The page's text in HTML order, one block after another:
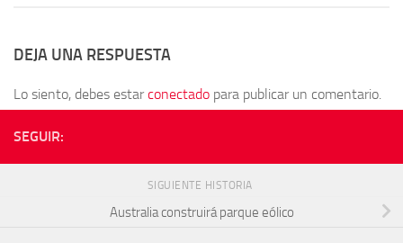
DEJA UNA RESPUESTA
Lo siento, debes estarconectado para publicar un comentario.
SEGUIR:
SIGUIENTE HISTORIA
Australia construirá parque eólico